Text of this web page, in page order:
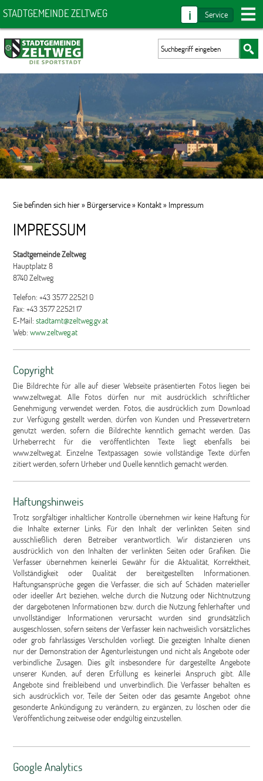
STADTGEMEINDE ZELTWEG i Service
Sie befinden sich hier » Bürgerservice» Kontakt» Impressum
IMPRESSUM
Stadtgemeinde Zeltweg
Hauptplatz 8
8740 Zeltweg
Telefon: +43 3577 22521 0
Fax: +43 3577 22521 17
E-Mail:stadtamt@zeltweg.gv.at
Web:www.zeltweg.at
Copyright
Die Bildrechte für alle auf dieser Webseite präsentierten Fotos liegen bei
www.zeltweg.at. Alle Fotos dürfen nur mit ausdrücklich schriftlicher
Genehmigung verwendet werden. Fotos, die ausdrücklich zum Download
zur Verfügung gestellt werden, dürfen von Kunden und Pressevertretern
genutzt werden, sofern die Bildrechte kenntlich gemacht werden. Das
Urheberrecht für die veröffentlichten Texte liegt ebenfalls bei
www.zeltweg.at. Einzelne Textpassagen sowie vollständige Texte dürfen
zitiert werden, sofern Urheber und Quelle kenntlich gemacht werden.
Haftungshinweis
Trotz sorgfältiger inhaltlicher Kontrolle übernehmen wir keine Haftung für
die Inhalte externer Links. Für den Inhalt der verlinkten Seiten sind
ausschließlich deren Betreiber verantwortlich. Wir distanzieren uns
ausdrücklich von den Inhalten der verlinkten Seiten oder Grafiken. Die
Verfasser übernehmen keinerlei Gewähr für die Aktualität, Korrektheit,
Vollständigkeit oder Qualität der bereitgestellten Informationen.
Haftungsansprüche gegen die Verfasser, die sich auf Schäden materieller
oder ideeller Art beziehen, welche durch die Nutzung oder Nichtnutzung
der dargebotenen Informationen bzw. durch die Nutzung fehlerhafter und
unvollständiger Informationen verursacht wurden sind grundsätzlich
ausgeschlossen, sofern seitens der Verfasser kein nachweislich vorsätzliches
oder grob fahrlässiges Verschulden vorliegt. Die gezeigten Inhalte dienen
nur der Demonstration der Agenturleistungen und nicht als Angebote oder
verbindliche Zusagen. Dies gilt insbesondere für dargestellte Angebote
unserer Kunden, auf deren Erfüllung es keinerlei Anspruch gibt. Alle
Angebote sind freibleibend und unverbindlich. Die Verfasser behalten es
sich ausdrücklich vor, Teile der Seiten oder das gesamte Angebot ohne
gesonderte Ankündigung zu verändern, zu ergänzen, zu löschen oder die
Veröffentlichung zeitweise oder endgültig einzustellen.
Google Analytics